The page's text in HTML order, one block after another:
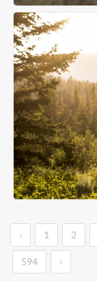
‹ 1 2
594 ›